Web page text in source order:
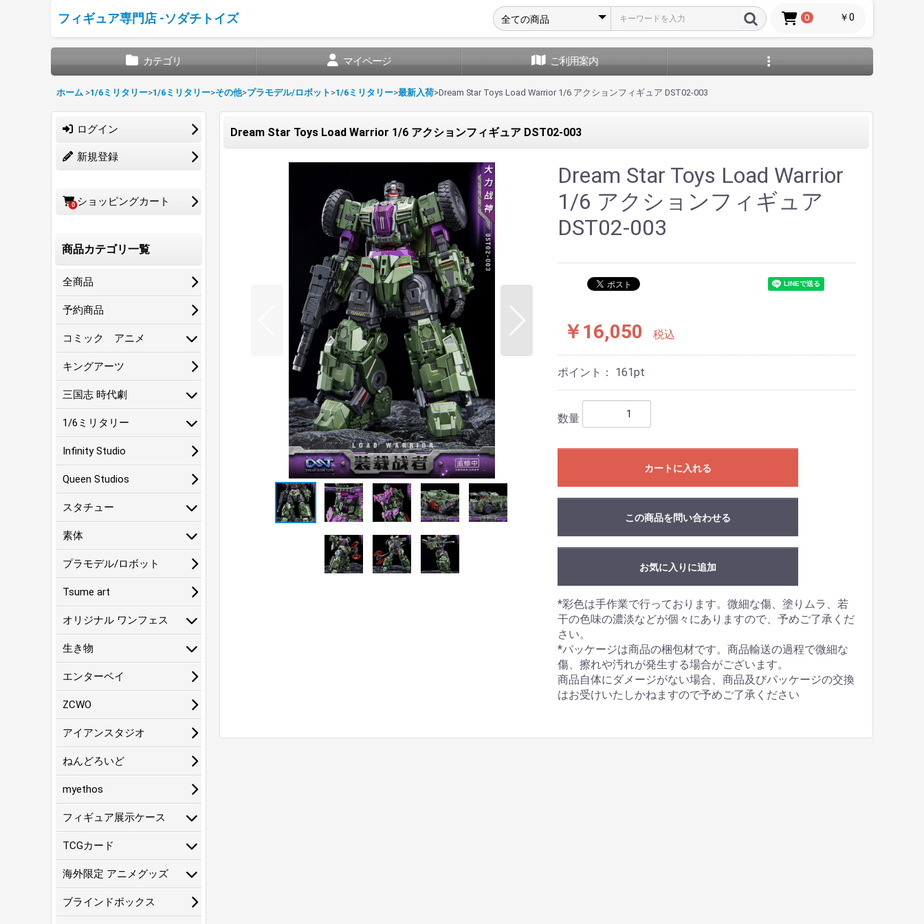
フィギュア専門店 -ソダチトイズ 0 ￥0
カテゴリ マイページ ご利用案内
ホーム >1/6ミリタリー>1/6ミリタリー>その他>プラモデル/ロボット >1/6ミリタリー>最新入荷>Dream Star Toys Load Warrior 1/6 アクションフィギュア DST02-003
ログイン
新規登録
0 ショッピングカート
商品カテゴリ一覧
全商品
予約商品
コミック アニメ
キングアーツ
三国志 時代劇
1/6ミリタリー
Infinity Studio
Queen Studios
スタチュー
素体
プラモデル/ロボット
Tsume art
オリジナル ワンフェス
生き物
エンターベイ
ZCWO
アイアンスタジオ
ねんどろいど
myethos
フィギュア展示ケース
TCGカード
海外限定 アニメグッズ
ブラインドボックス
Dream Star Toys Load Warrior 1/6 アクションフィギュア DST02-003
Dream Star Toys Load Warrior
1/6 アクションフィギュア
DST02-003
￥16,050 税込
ポイント： 161pt
数量
カートに入れる
この商品を問い合わせる
お気に入りに追加
*彩色は手作業で行っております。微細な傷、塗りムラ、若
干の色味の濃淡などが個々にありますので、予めご了承くだ
さい。
*パッケージは商品の梱包材です。商品輸送の過程で微細な
傷、擦れや汚れが発生する場合がございます。
商品自体にダメージがない場合、商品及びパッケージの交換
はお受けいたしかねますので予めご了承ください